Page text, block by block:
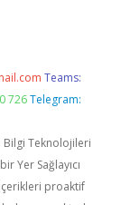
Teams:
726 Telegram:
Bilgi Teknolojileri
Yer Sağlayıcı
proaktif